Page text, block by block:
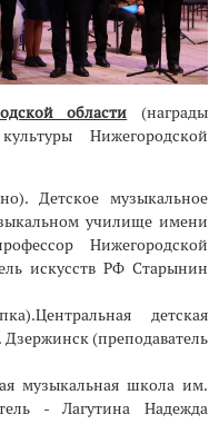
области
(награды
Нижегородской
Детское музыкальное
училище имени
Нижегородской
искусств РФ Cтарынин
детская
(преподаватель
музыкальная школа им.
- Лагутина Надежда